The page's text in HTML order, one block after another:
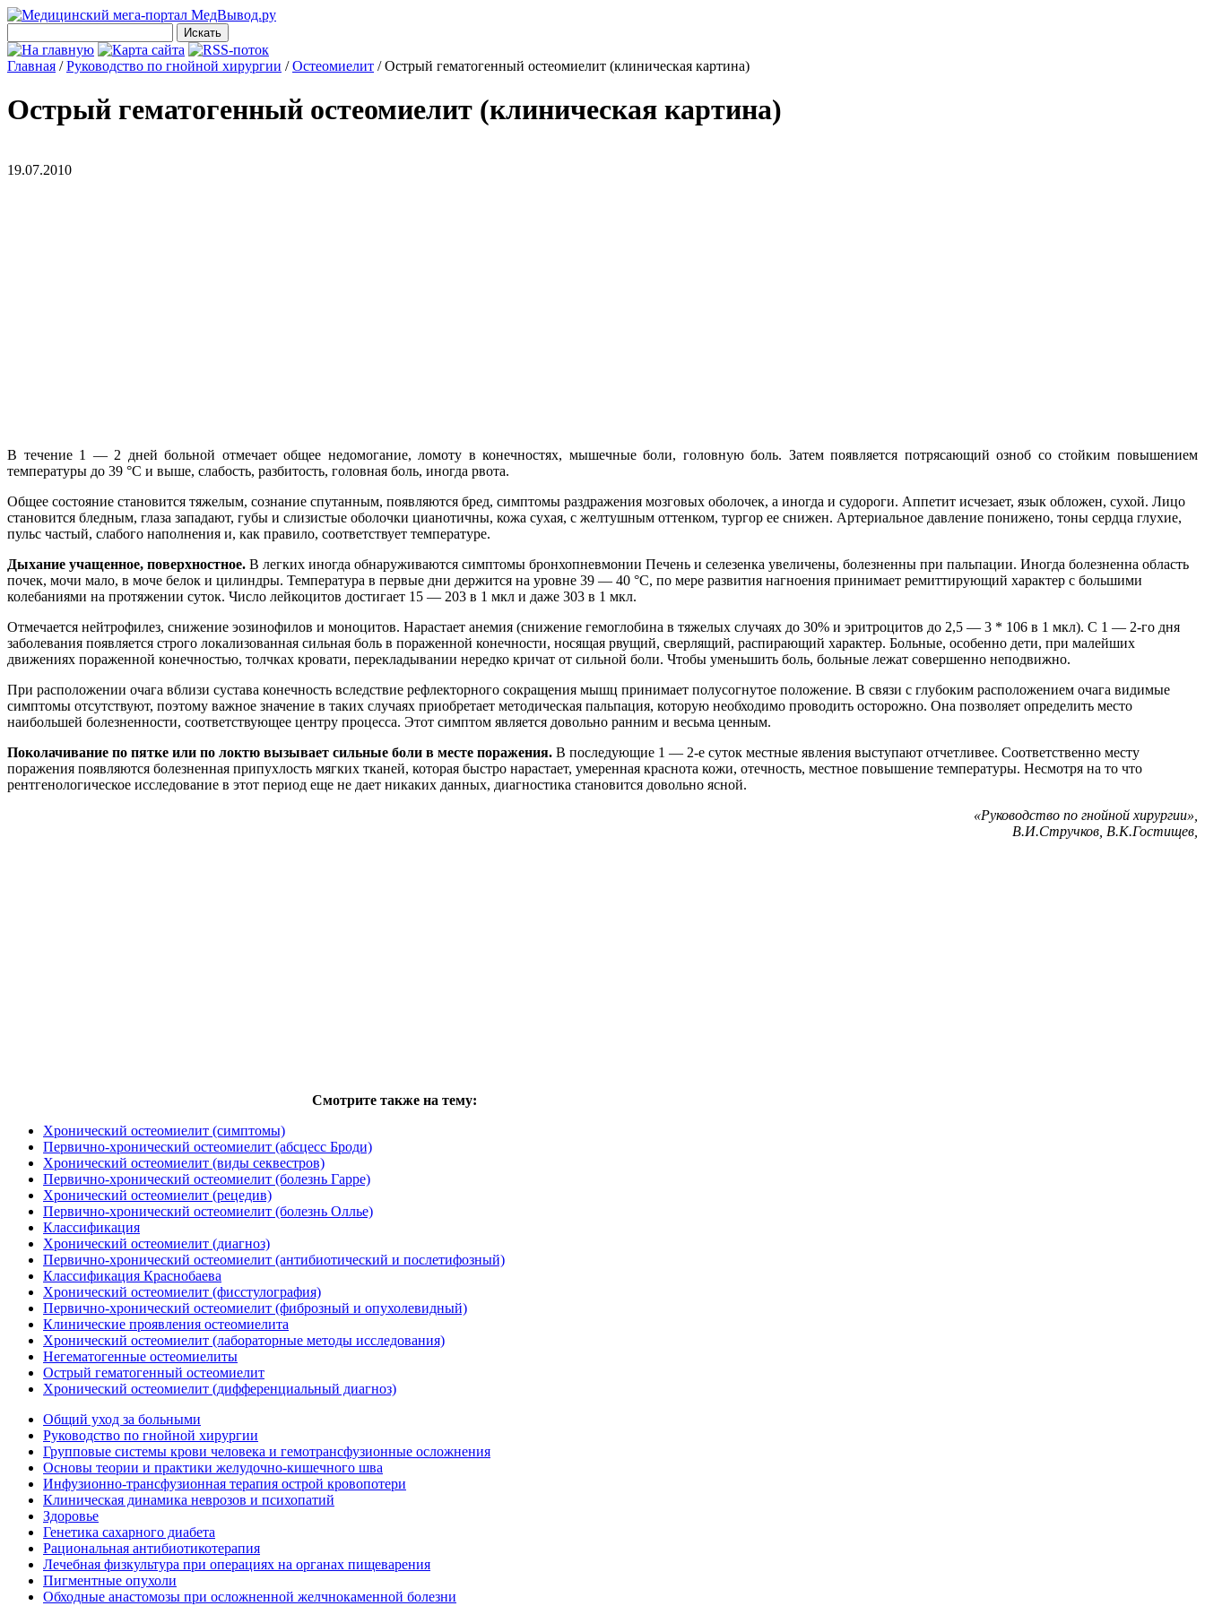
Главная /Руководство по гнойной хирургии /Остеомиелит /Острый гематогенный остеомиелит (клиническая картина)
Острый гематогенный остеомиелит (клиническая картина)
19.07.2010
В течение 1 — 2 дней больной отмечает общее недомогание, ломоту в конечностях, мышечные боли, головную боль. Затем появляется потрясающий озноб со стойким повышением
температуры до 39 °С и выше, слабость, разбитость, головная боль, иногда рвота.
Общее состояние становится тяжелым, сознание спутанным, появляются бред, симптомы раздражения мозговых оболочек, а иногда и судороги. Аппетит исчезает, язык обложен, сухой. Лицо
становится бледным, глаза западают, губы и слизистые оболочки цианотичны, кожа сухая, с желтушным оттенком, тургор ее снижен. Артериальное давление понижено, тоны сердца глухие,
пульс частый, слабого наполнения и, как правило, соответствует температуре.
Дыхание учащенное, поверхностное. В легких иногда обнаруживаются симптомы бронхопневмонии Печень и селезенка увеличены, болезненны при пальпации. Иногда болезненна область
почек, мочи мало, в моче белок и цилиндры. Температура в первые дни держится на уровне 39 — 40 °С, по мере развития нагноения принимает ремиттирующий характер с большими
колебаниями на протяжении суток. Число лейкоцитов достигает 15 — 203 в 1 мкл и даже 303 в 1 мкл.
Отмечается нейтрофилез, снижение эозинофилов и моноцитов. Нарастает анемия (снижение гемоглобина в тяжелых случаях до 30% и эритроцитов до 2,5 — 3 * 106 в 1 мкл). С 1 — 2-го дня
заболевания появляется строго локализованная сильная боль в пораженной конечности, носящая рвущий, сверлящий, распирающий характер. Больные, особенно дети, при малейших
движениях пораженной конечностью, толчках кровати, перекладывании нередко кричат от сильной боли. Чтобы уменьшить боль, больные лежат совершенно неподвижно.
При расположении очага вблизи сустава конечность вследствие рефлекторного сокращения мышц принимает полусогнутое положение. В связи с глубоким расположением очага видимые
симптомы отсутствуют, поэтому важное значение в таких случаях приобретает методическая пальпация, которую необходимо проводить осторожно. Она позволяет определить место
наибольшей болезненности, соответствующее центру процесса. Этот симптом является довольно ранним и весьма ценным.
Поколачивание по пятке или по локтю вызывает сильные боли в месте поражения. В последующие 1 — 2-е суток местные явления выступают отчетливее. Соответственно месту
поражения появляются болезненная припухлость мягких тканей, которая быстро нарастает, умеренная краснота кожи, отечность, местное повышение температуры. Несмотря на то что
рентгенологическое исследование в этот период еще не дает никаких данных, диагностика становится довольно ясной.
«Руководство по гнойной хирургии»,
В.И.Стручков, В.К.Гостищев,
Смотрите также на тему:
Хронический остеомиелит (симптомы)
Первично-хронический остеомиелит (абсцесс Броди)
Хронический остеомиелит (виды секвестров)
Первично-хронический остеомиелит (болезнь Гарре)
Хронический остеомиелит (рецедив)
Первично-хронический остеомиелит (болезнь Оллье)
Классификация
Хронический остеомиелит (диагноз)
Первично-хронический остеомиелит (антибиотический и послетифозный)
Классификация Краснобаева
Хронический остеомиелит (фисстулография)
Первично-хронический остеомиелит (фиброзный и опухолевидный)
Клинические проявления остеомиелита
Хронический остеомиелит (лабораторные методы исследования)
Негематогенные остеомиелиты
Острый гематогенный остеомиелит
Хронический остеомиелит (дифференциальный диагноз)
Общий уход за больными
Руководство по гнойной хирургии
Групповые системы крови человека и гемотрансфузионные осложнения
Основы теории и практики желудочно-кишечного шва
Инфузионно-трансфузионная терапия острой кровопотери
Клиническая динамика неврозов и психопатий
Здоровье
Генетика сахарного диабета
Рациональная антибиотикотерапия
Лечебная физкультура при операциях на органах пищеварения
Пигментные опухоли
Обходные анастомозы при осложненной желчнокаменной болезни